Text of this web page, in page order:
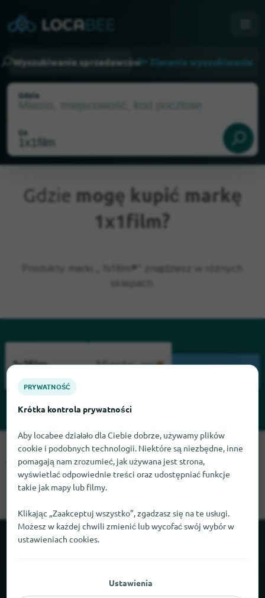
Wyszukiwanie sprzedawców Zlecenie wyszukiwania
Gdzie
Co
Aktualna lokalizacja
Gdzie mogę kupić markę
1x1film?
Produkty marki „ 1x1film®” znajdziesz w różnych
Przepraszamy, nie możemy teraz znaleźć 1x1film. Jeśli wiesz,
gdzie znaleźć 1x1film, będziemy wdzięczni, jeśli dasz nam znać.
O locabee
PRYWATNOŚĆ
Krótka kontrola prywatności
Aby locabee działało dla Ciebie dobrze, używamy plików
cookie i podobnych technologii. Niektóre są niezbędne, inne
pomagają nam zrozumieć, jak używana jest strona,
wyświetlać odpowiednie treści oraz udostępniać funkcje
takie jak mapy lub filmy.
Klikając „Zaakceptuj wszystko”, zgadzasz się na te usługi.
Możesz w każdej chwili zmienić lub wycofać swój wybór w
ustawieniach cookies.
Ustawienia